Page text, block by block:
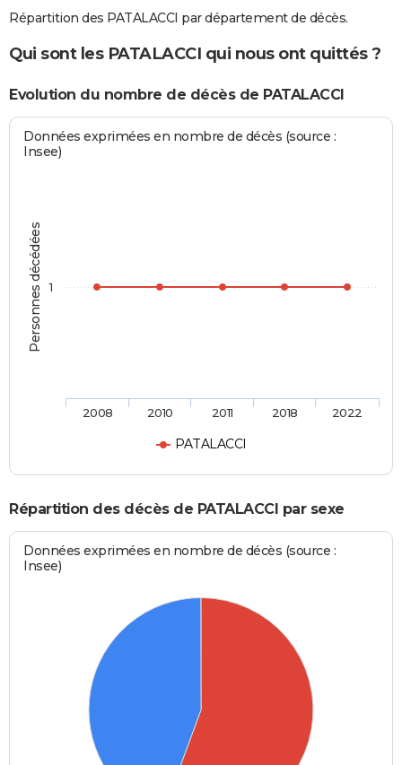
Répartition des PATALACCI par département de décès.
Qui sont les PATALACCI qui nous ont quittés ?
Evolution du nombre de décès de PATALACCI
Personnes décédées
Données exprimées en nombre de décès (source :
Insee)
PATALACCI
2008 2010 2011 2018 2022
1
Répartition des décès de PATALACCI par sexe
Données exprimées en nombre de décès (source :
Insee)